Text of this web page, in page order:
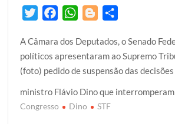
i
t
t
e
r
c
e
b
o
o
W
a
t
s
A
p
o
g
g
e
r
a
r
e
A Câmara dos Deputados, o Senado
políticos apresentaram ao Supremo
(foto) pedido de suspensão das
ministro Flávio Dino que
Congresso Dino STF